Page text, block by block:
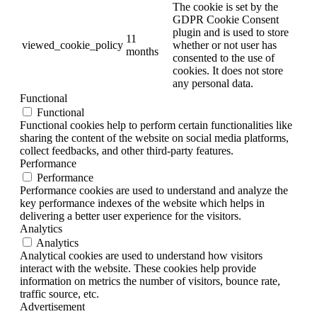
viewed_cookie_policy
11
months
The cookie is set by the
GDPR Cookie Consent
plugin and is used to store
whether or not user has
consented to the use of
cookies. It does not store
any personal data.
Functional
Functional
Functional cookies help to perform certain functionalities like
sharing the content of the website on social media platforms,
collect feedbacks, and other third-party features.
Performance
Performance
Performance cookies are used to understand and analyze the
key performance indexes of the website which helps in
delivering a better user experience for the visitors.
Analytics
Analytics
Analytical cookies are used to understand how visitors
interact with the website. These cookies help provide
information on metrics the number of visitors, bounce rate,
traffic source, etc.
Advertisement